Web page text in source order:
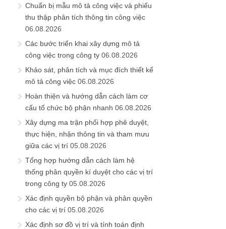
Chuẩn bị mẫu mô tả công việc và phiếu
thu thập phân tích thông tin công việc
06.08.2026
Các bước triển khai xây dựng mô tả
công việc trong công ty 06.08.2026
Khảo sát, phân tích và mục đích thiết kế
mô tả công việc 06.08.2026
Hoàn thiện và hướng dẫn cách làm cơ
cấu tổ chức bộ phận nhanh 06.08.2026
Xây dựng ma trận phối hợp phê duyệt,
thực hiện, nhận thông tin và tham mưu
giữa các vị trí 05.08.2026
Tổng hợp hướng dẫn cách làm hệ
thống phân quyền kí duyệt cho các vị trí
trong công ty 05.08.2026
Xác định quyền bộ phận và phân quyền
cho các vị trí 05.08.2026
Xác định sơ đồ vị trí và tính toán định